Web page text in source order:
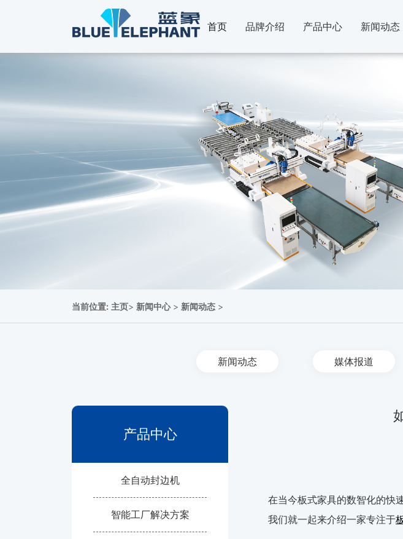
首页 品牌介绍 产品中心 新闻动态
当前位置: 主页> 新闻中心> 新闻动态 >
新闻动态 媒体报道
产品中心
全自动封边机
智能工厂解决方案
在当今板式家具的数智化的快
我们就一起来介绍一家专注于